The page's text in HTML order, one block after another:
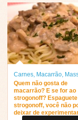
Carnes, Macarrão,
Quem não gosta de
macarrão? E se for ao
strogonoff?
strogonoff, você não
deixar de